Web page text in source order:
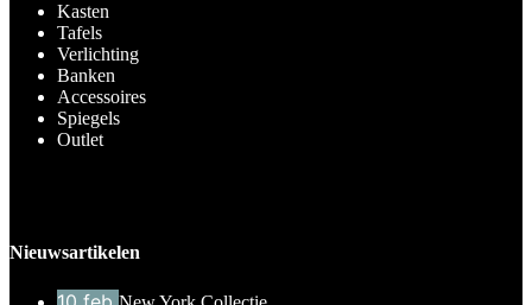
Kasten
Tafels
Verlichting
Banken
Accessoires
Spiegels
Outlet
Nieuwsartikelen